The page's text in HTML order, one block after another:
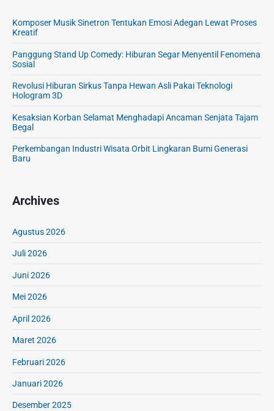
Komposer Musik Sinetron Tentukan Emosi Adegan Lewat Proses
Kreatif
Panggung Stand Up Comedy: Hiburan Segar Menyentil Fenomena
Sosial
Revolusi Hiburan Sirkus Tanpa Hewan Asli Pakai Teknologi
Hologram 3D
Kesaksian Korban Selamat Menghadapi Ancaman Senjata Tajam
Begal
Perkembangan Industri Wisata Orbit Lingkaran Bumi Generasi
Baru
Archives
Agustus 2026
Juli 2026
Juni 2026
Mei 2026
April 2026
Maret 2026
Februari 2026
Januari 2026
Desember 2025